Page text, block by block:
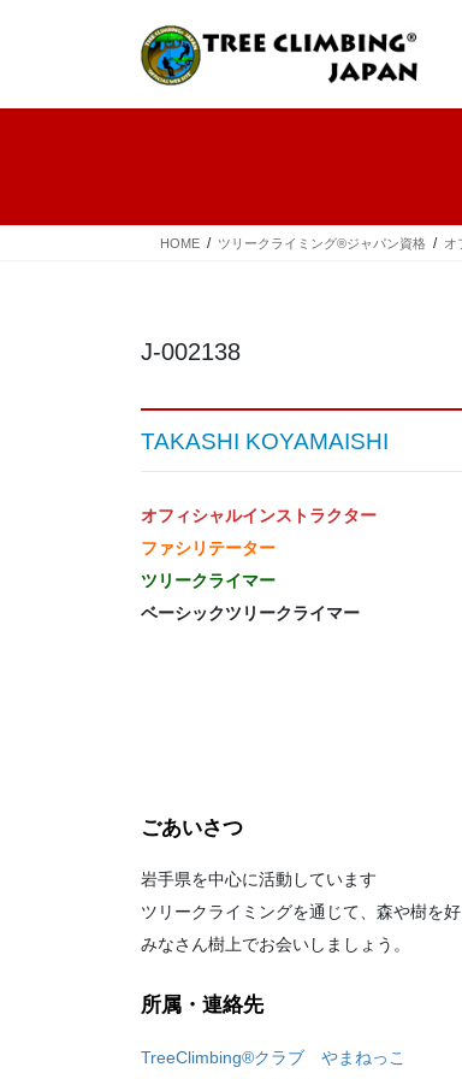
ツ
シ
HOME ツリークライミング®ジャパン資格 オ
J-002138
TAKASHI KOYAMAISHI
オフィシャルインストラクター
ファシリテーター
ツリークライマー
ベーシックツリークライマー
ごあいさつ
岩手県を中心に活動しています
ツリークライミングを通じて、森や樹を
みなさん樹上でお会いしましょう。
所属・連絡先
TreeClimbing®クラブ やまねっこ